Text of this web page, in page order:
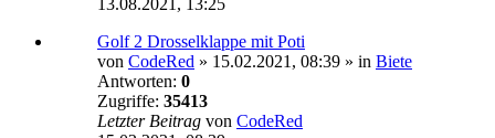
13.08.2021, 13:25
Golf 2 Drosselklappe mit Poti
von CodeRed » 15.02.2021, 08:39 » in Biete
Antworten: 0
Zugriffe: 35413
Letzter Beitrag von CodeRed